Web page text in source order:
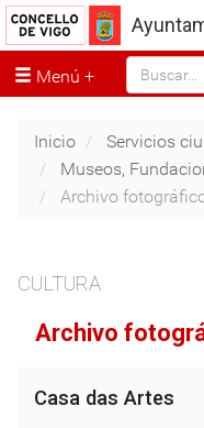
Menú
Inicio Servicios
Museos,
Archivo
CULTURA
Archivo
Casa das Artes